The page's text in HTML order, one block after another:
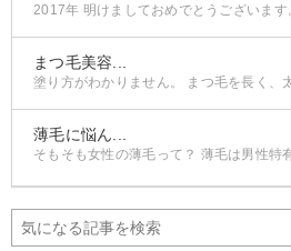
2017年 明けましておめでとうございます
まつ毛美容...
塗り方がわかりません。 まつ毛を長く、
薄毛に悩ん...
そもそも女性の薄毛って？ 薄毛は男性特